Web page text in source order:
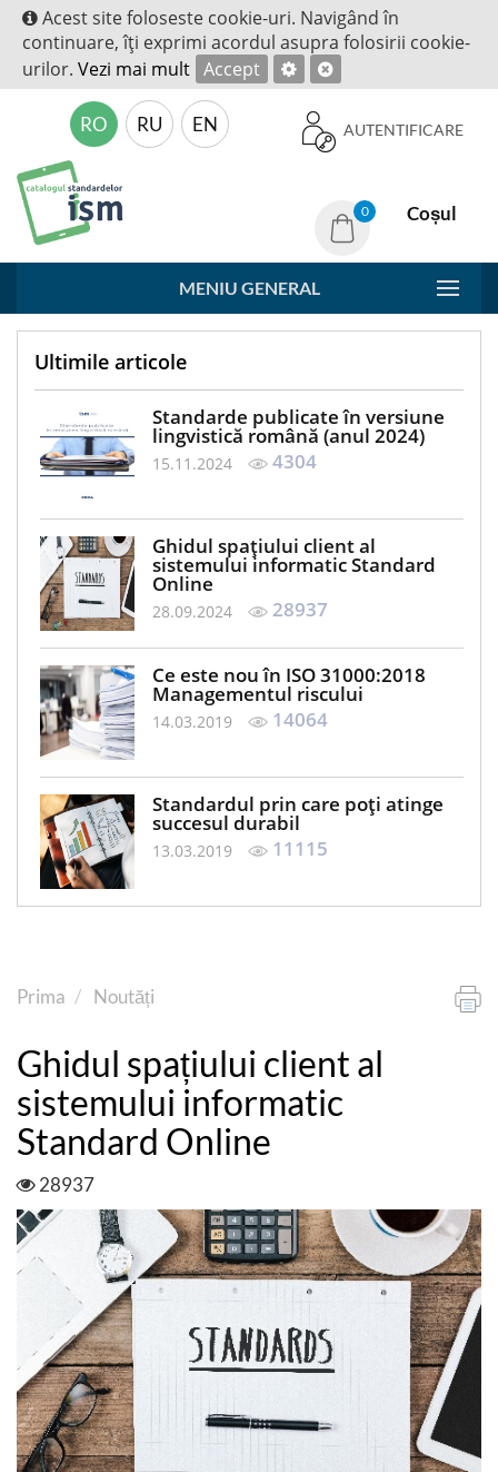
Acest site foloseste cookie-uri. Navigând în
continuare, îţi exprimi acordul asupra folosirii cookie-
urilor. Vezi mai mult Accept
AUTENTIFICARE
RO RU EN
0 Coșul
MENIU GENERAL
Ultimile articole
Standarde publicate în versiune
lingvistică română (anul 2024)
15.11.2024 4304
Ghidul spațiului client al
sistemului informatic Standard
Online
28.09.2024 28937
Ce este nou în ISO 31000:2018
Managementul riscului
14.03.2019 14064
Standardul prin care poți atinge
succesul durabil
13.03.2019 11115
Prima Noutăți
Ghidul spațiului client al
sistemului informatic
Standard Online
28937